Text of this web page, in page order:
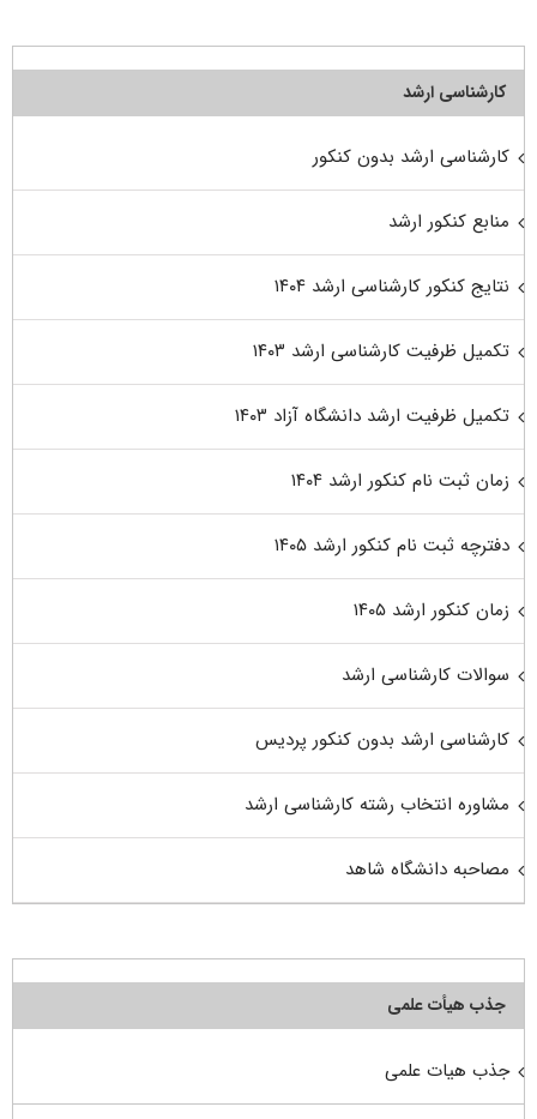
کارشناسی ارشد
کارشناسی ارشد بدون کنکور
منابع کنکور ارشد
نتایج کنکور کارشناسی ارشد ۱۴۰۴
تکمیل ظرفیت کارشناسی ارشد ۱۴۰۳
تکمیل ظرفیت ارشد دانشگاه آزاد ۱۴۰۳
زمان ثبت نام کنکور ارشد ۱۴۰۴
دفترچه ثبت نام کنکور ارشد ۱۴۰۵
زمان کنکور ارشد ۱۴۰۵
سوالات کارشناسی ارشد
کارشناسی ارشد بدون کنکور پردیس
مشاوره انتخاب رشته کارشناسی ارشد
مصاحبه دانشگاه شاهد
جذب هیأت علمی
جذب هیات علمی